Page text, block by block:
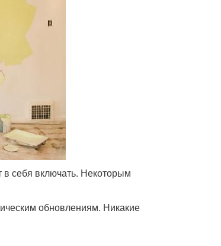
в себя включать. Некоторым
обновлениям. Никакие